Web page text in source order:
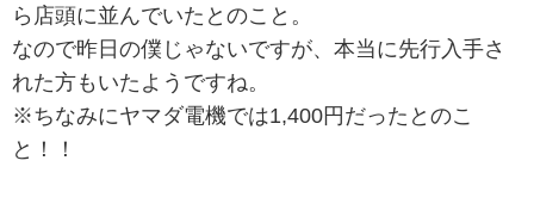
ら店頭に並んでいたとのこと。
なので昨日の僕じゃないですが、本当に先行入手さ
れた方もいたようですね。
※ちなみにヤマダ電機では1,400円だったとのこ
と！！